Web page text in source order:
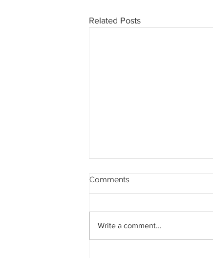
Related Posts
Comments
Write a comment...